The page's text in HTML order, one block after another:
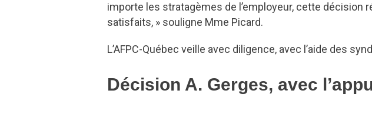
importe les stratagèmes de l’employeur, cette
satisfaits, » souligne Mme Picard.
L’AFPC-Québec veille avec diligence, avec l’aide des
Décision A. Gerges, avec